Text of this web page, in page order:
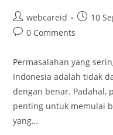
webcareid 10
0 Comments
Permasalahan yang
Indonesia adalah tidak
dengan benar. Padahal,
penting untuk memulai
yang…